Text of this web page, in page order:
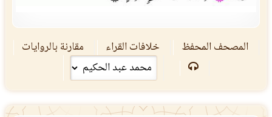
المصحف المحفظ خلافات القراء مقارنة بالروايات